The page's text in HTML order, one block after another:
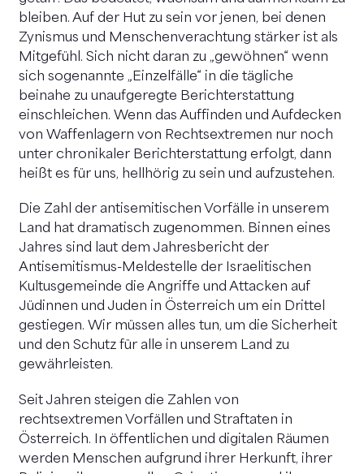
bleiben. Auf der Hut zu sein vor jenen, bei denen
Zynismus und Menschenverachtung stärker ist als
Mitgefühl. Sich nicht daran zu „gewöhnen“ wenn
sich sogenannte „Einzelfälle“ in die tägliche
beinahe zu unaufgeregte Berichterstattung
einschleichen. Wenn das Auffinden und Aufdecken
von Waffenlagern von Rechtsextremen nur noch
unter chronikaler Berichterstattung erfolgt, dann
heißt es für uns, hellhörig zu sein und aufzustehen.
Die Zahl der antisemitischen Vorfälle in unserem
Land hat dramatisch zugenommen. Binnen eines
Jahres sind laut dem Jahresbericht der
Antisemitismus-Meldestelle der Israelitischen
Kultusgemeinde die Angriffe und Attacken auf
Jüdinnen und Juden in Österreich um ein Drittel
gestiegen. Wir müssen alles tun, um die Sicherheit
und den Schutz für alle in unserem Land zu
gewährleisten.
Seit Jahren steigen die Zahlen von
rechtsextremen Vorfällen und Straftaten in
Österreich. In öffentlichen und digitalen Räumen
werden Menschen aufgrund ihrer Herkunft, ihrer